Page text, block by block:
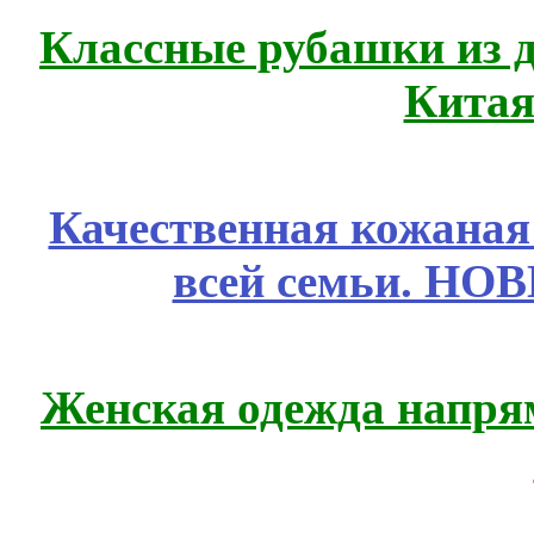
Классные рубашки из
Качественная
всей семьи.
Женская одежда